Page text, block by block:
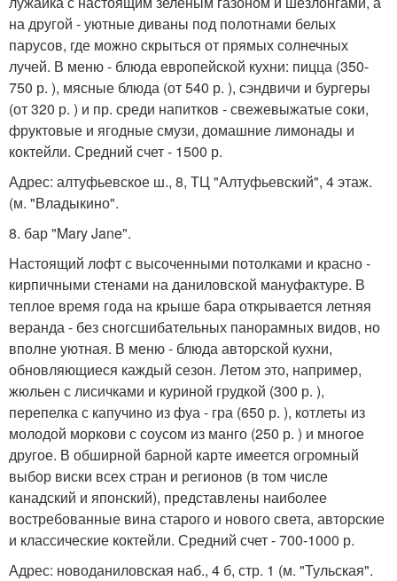
на другой - уютные диваны под полотнами белых
парусов, где можно скрыться от прямых солнечных
лучей. В меню - блюда европейской кухни: пицца (350-
750 р. ), мясные блюда (от 540 р. ), сэндвичи и бургеры
(от 320 р. ) и пр. среди напитков - свежевыжатые соки,
фруктовые и ягодные смузи, домашние лимонады и
коктейли. Средний счет - 1500 р.
Адрес: алтуфьевское ш., 8, ТЦ "Алтуфьевский", 4 этаж.
(м. "Владыкино".
8. бар "Mary Jane".
Настоящий лофт с высоченными потолками и красно -
кирпичными стенами на даниловской мануфактуре. В
теплое время года на крыше бара открывается летняя
веранда - без сногсшибательных панорамных видов, но
вполне уютная. В меню - блюда авторской кухни,
обновляющиеся каждый сезон. Летом это, например,
жюльен с лисичками и куриной грудкой (300 р. ),
перепелка с капучино из фуа - гра (650 р. ), котлеты из
молодой моркови с соусом из манго (250 р. ) и многое
другое. В обширной барной карте имеется огромный
выбор виски всех стран и регионов (в том числе
канадский и японский), представлены наиболее
востребованные вина старого и нового света, авторские
и классические коктейли. Средний счет - 700-1000 р.
Адрес: новоданиловская наб., 4 б, стр. 1 (м. "Тульская".